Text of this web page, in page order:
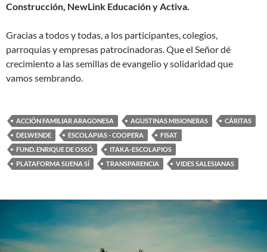
Construcción, NewLink Educación y Activa.
Gracias a todos y todas, a los participantes, colegios,
parroquias y empresas patrocinadoras. Que el Señor dé
crecimiento a las semillas de evangelio y solidaridad que
vamos sembrando.
ACCIÓN FAMILIAR ARAGONESA AGUSTINAS MISIONERAS
CÁRITAS
DELWENDE
ESCOLAPIAS - COOPERA
FISAT
FUND. ENRIQUE DE OSSÓ
ITAKA-ESCOLAPIOS
PLATAFORMA SIJENA SÍ
TRANSPARENCIA VIDES SALESIANAS